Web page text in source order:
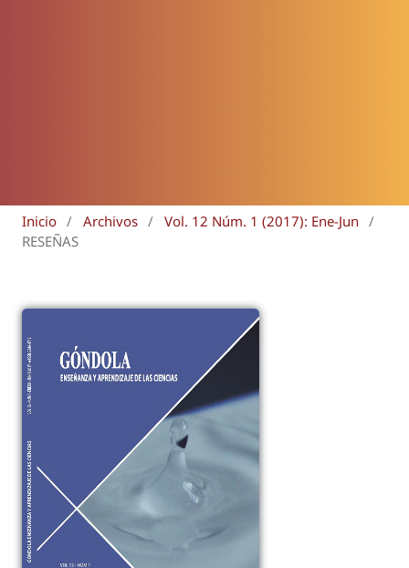
Inicio / Archivos / Vol. 12 Núm. 1 (2017): Ene-Jun
/
RESEÑAS